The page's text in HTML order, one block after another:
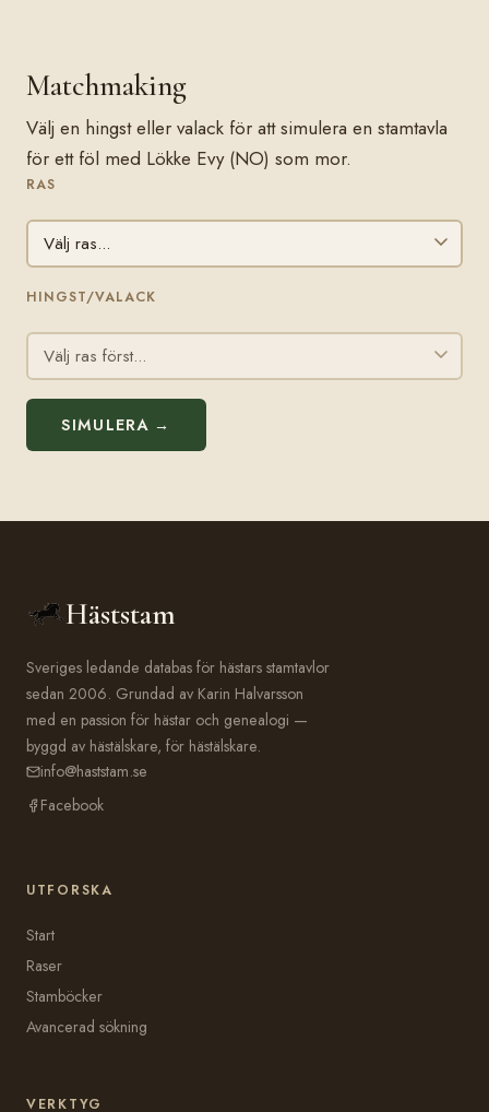
Matchmaking
Välj en hingst eller valack för att simulera en stamtavla
för ett föl med Lökke Evy (NO) som mor.
RAS
HINGST/VALACK
SIMULERA →
Häststam
Sveriges ledande databas för hästars stamtavlor
sedan 2006. Grundad av Karin Halvarsson
med en passion för hästar och genealogi —
byggd av hästälskare, för hästälskare.
info@haststam.se
Facebook
UTFORSKA
Start
Raser
Stamböcker
Avancerad sökning
VERKTYG